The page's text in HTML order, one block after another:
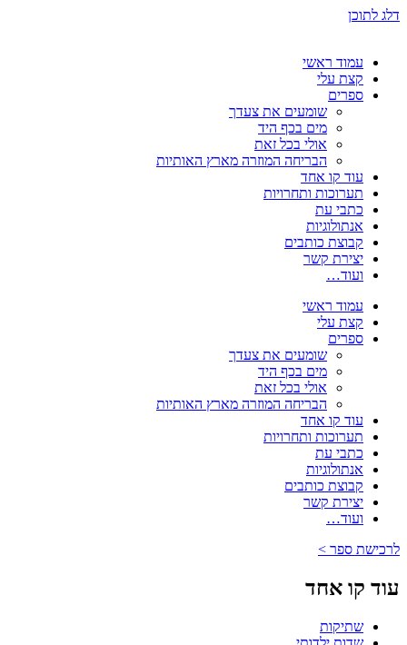
דלג לתוכן
עמוד ראשי
קצת עלי
ספרים
שומעים את צעדך
מים בכף היד
אולי בכל זאת
הבריחה המוזרה מארץ האותיות
עוד קו אחד
תערוכות ותחרויות
כתבי עת
אנתולוגיות
קבוצת כותבים
יצירת קשר
ועוד…
עמוד ראשי
קצת עלי
ספרים
שומעים את צעדך
מים בכף היד
אולי בכל זאת
הבריחה המוזרה מארץ האותיות
עוד קו אחד
תערוכות ותחרויות
כתבי עת
אנתולוגיות
קבוצת כותבים
יצירת קשר
ועוד…
לרכישת ספר >
עוד קו אחד
שתיקות